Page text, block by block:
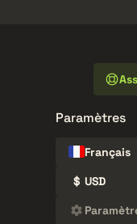
Paramètres
Français
$ USD